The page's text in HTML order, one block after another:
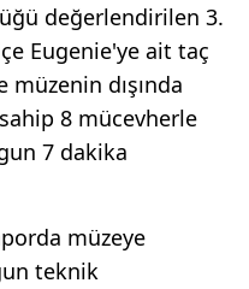
değerlendirilen 3.
Eugenie'ye ait taç
müzenin dışında
8 mücevherle
7 dakika
müzeye
teknik